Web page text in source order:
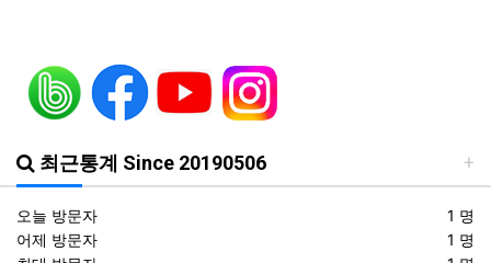
조선대 ROTC의 쾌거! 이학승·김하랑 후보생, ‘2026 美 대학 특별리더십 연수’ 선발
장군 진급을 축하드립니다. 소장 박민영(31기/정보), 준장 서필석(34기/공병).황주봉(36기/보병).김희찬(36기/기갑)
최근통계 Since 20190506
오늘 방문자
1 명
어제 방문자
1 명